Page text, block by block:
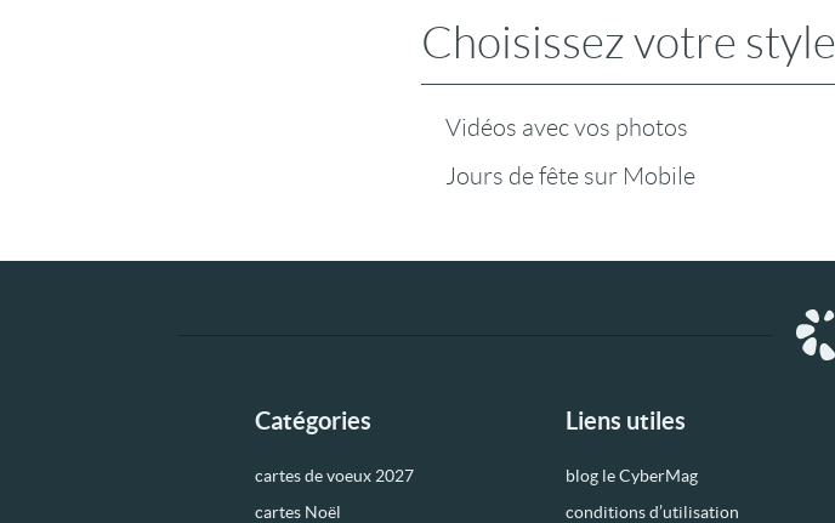
Choisissez votre style
Vidéos avec vos photos
Jours de fête sur Mobile
Catégories
cartes de voeux 2027
cartes Noël
Liens utiles
blog le CyberMag
conditions d’utilisation